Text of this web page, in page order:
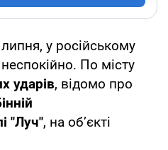
у російському
По місту
ударів, відомо про
"Луч", на обʼєкті